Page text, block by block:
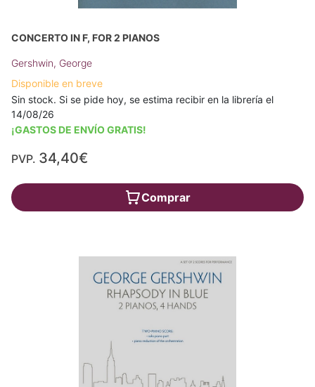
CONCERTO IN F, FOR 2 PIANOS
Gershwin, George
Disponible en breve
Sin stock. Si se pide hoy, se estima recibir en la librería el
14/08/26
¡GASTOS DE ENVÍO GRATIS!
PVP. 34,40€
Comprar